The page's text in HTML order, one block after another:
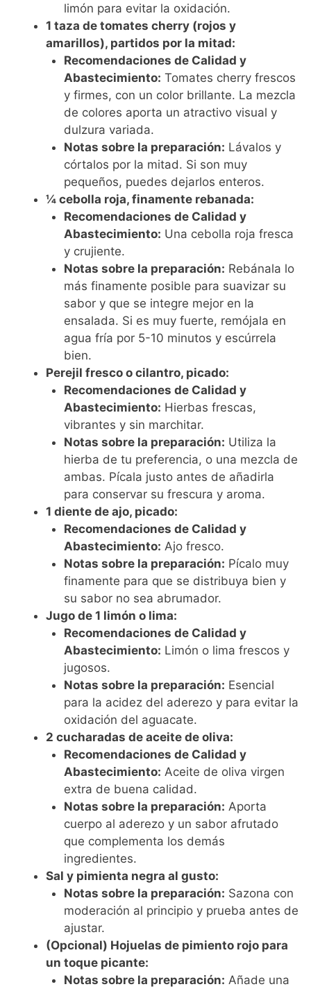
limón para evitar la oxidación.
1 taza de tomates cherry (rojos y
amarillos), partidos por la mitad:
Recomendaciones de Calidad y
Abastecimiento: Tomates cherry frescos
y firmes, con un color brillante. La mezcla
de colores aporta un atractivo visual y
dulzura variada.
Notas sobre la preparación: Lávalos y
córtalos por la mitad. Si son muy
pequeños, puedes dejarlos enteros.
¼ cebolla roja, finamente rebanada:
Recomendaciones de Calidad y
Abastecimiento: Una cebolla roja fresca
y crujiente.
Notas sobre la preparación: Rebánala lo
más finamente posible para suavizar su
sabor y que se integre mejor en la
ensalada. Si es muy fuerte, remójala en
agua fría por 5-10 minutos y escúrrela
bien.
Perejil fresco o cilantro, picado:
Recomendaciones de Calidad y
Abastecimiento: Hierbas frescas,
vibrantes y sin marchitar.
Notas sobre la preparación: Utiliza la
hierba de tu preferencia, o una mezcla de
ambas. Pícala justo antes de añadirla
para conservar su frescura y aroma.
1 diente de ajo, picado:
Recomendaciones de Calidad y
Abastecimiento: Ajo fresco.
Notas sobre la preparación: Pícalo muy
finamente para que se distribuya bien y
su sabor no sea abrumador.
Jugo de 1 limón o lima:
Recomendaciones de Calidad y
Abastecimiento: Limón o lima frescos y
jugosos.
Notas sobre la preparación: Esencial
para la acidez del aderezo y para evitar la
oxidación del aguacate.
2 cucharadas de aceite de oliva:
Recomendaciones de Calidad y
Abastecimiento: Aceite de oliva virgen
extra de buena calidad.
Notas sobre la preparación: Aporta
cuerpo al aderezo y un sabor afrutado
que complementa los demás
ingredientes.
Sal y pimienta negra al gusto:
Notas sobre la preparación: Sazona con
moderación al principio y prueba antes de
ajustar.
(Opcional) Hojuelas de pimiento rojo para
un toque picante:
Notas sobre la preparación: Añade una